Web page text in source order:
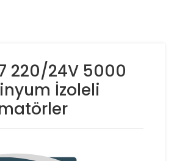
220/24V 5000
İzoleli